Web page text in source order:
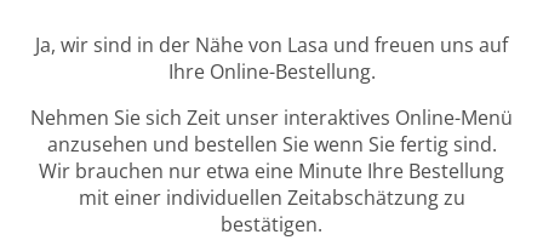
Ja, wir sind in der Nähe von Lasa und freuen uns auf
Ihre Online-Bestellung.
Nehmen Sie sich Zeit unser interaktives Online-Menü
anzusehen und bestellen Sie wenn Sie fertig sind.
Wir brauchen nur etwa eine Minute Ihre Bestellung
mit einer individuellen Zeitabschätzung zu
bestätigen.